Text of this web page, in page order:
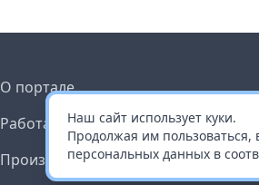
Наш сайт использует куки.
Продолжая им пользоваться,
персональных данных в
О портале
Работа с платформой
Производителям и